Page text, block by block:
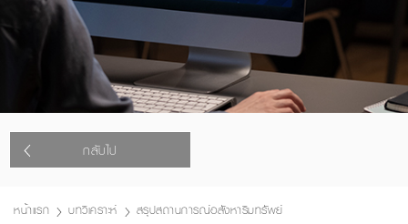
กลับไป
หน้าแรก บทวิเคราะห์
สรุปสถานการณ์อสังหาริมทรัพย์